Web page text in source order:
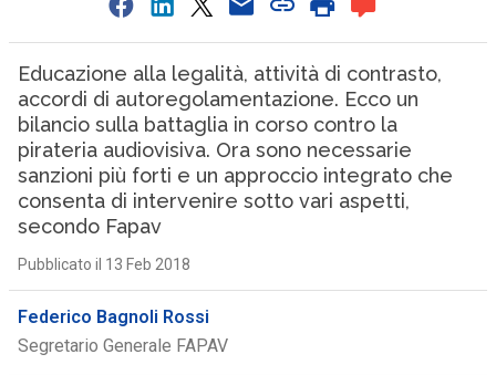
Educazione alla legalità, attività di contrasto,
accordi di autoregolamentazione. Ecco un
bilancio sulla battaglia in corso contro la
pirateria audiovisiva. Ora sono necessarie
sanzioni più forti e un approccio integrato che
consenta di intervenire sotto vari aspetti,
secondo Fapav
Pubblicato il 13 Feb 2018
Federico Bagnoli Rossi
Segretario Generale FAPAV